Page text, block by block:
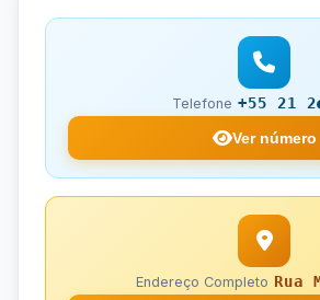
Telefone +55 21
Ver número
Endereço Completo Rua